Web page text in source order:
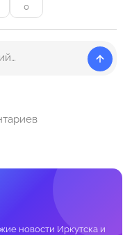
0
новости Иркутска и